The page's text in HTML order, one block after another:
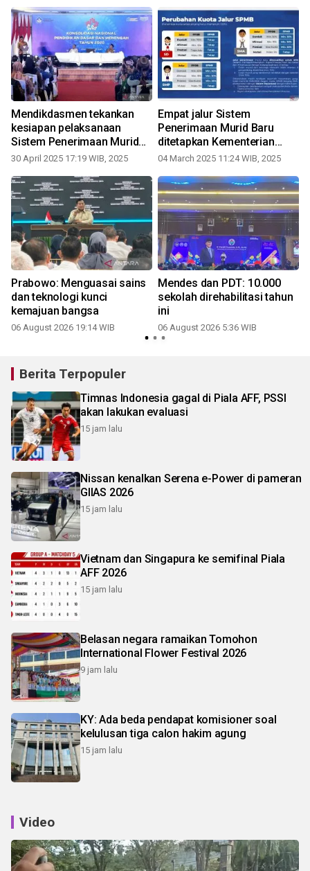
Mendikdasmen tekankan
kesiapan pelaksanaan
Sistem Penerimaan Murid
Baru
30 April 2025 17:19 WIB, 2025
Empat jalur Sistem
Penerimaan Murid Baru
ditetapkan Kementerian
Pendidikan
04 March 2025 11:24 WIB, 2025
Prabowo: Menguasai sains
dan teknologi kunci
kemajuan bangsa
06 August 2026 19:14 WIB
Mendes dan PDT: 10.000
sekolah direhabilitasi tahun
ini
06 August 2026 5:36 WIB
Berita Terpopuler
Timnas Indonesia gagal di Piala AFF, PSSI
akan lakukan evaluasi
15 jam lalu
Nissan kenalkan Serena e-Power di pameran
GIIAS 2026
15 jam lalu
Vietnam dan Singapura ke semifinal Piala
AFF 2026
15 jam lalu
Belasan negara ramaikan Tomohon
International Flower Festival 2026
9 jam lalu
KY: Ada beda pendapat komisioner soal
kelulusan tiga calon hakim agung
15 jam lalu
Video